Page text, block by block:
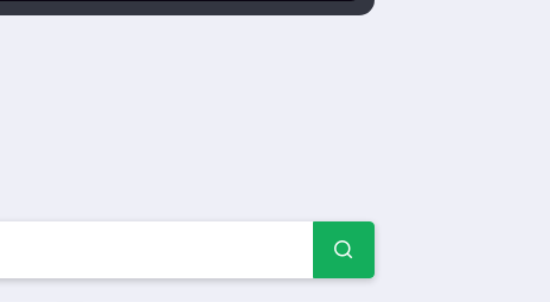
beispiele & -formulare